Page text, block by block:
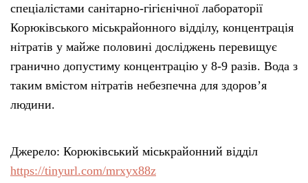
спеціалістами санітарно-гігієнічної лабораторії
Корюківського міськрайонного відділу, концентрація
нітратів у майже половині досліджень перевищує
гранично допустиму концентрацію у 8-9 разів. Вода з
таким вмістом нітратів небезпечна для здоров’я
людини.
Джерело: Корюківський міськрайонний відділ
https://tinyurl.com/mrxyx88z